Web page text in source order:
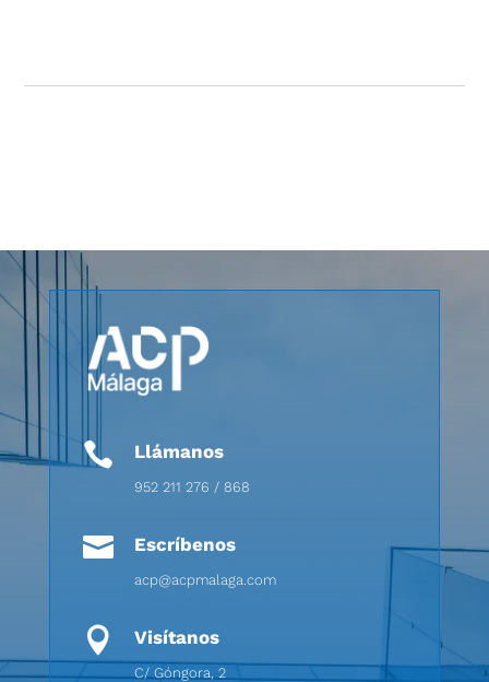
 Llámanos
952 211 276 / 868
 Escríbenos
acp@acpmalaga.com
 Visítanos
C/ Góngora, 2